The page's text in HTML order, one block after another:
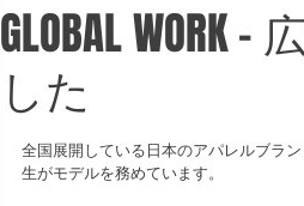
GLOBAL
した
全国展開している日本のアパレルブラ
生がモデルを務めています。